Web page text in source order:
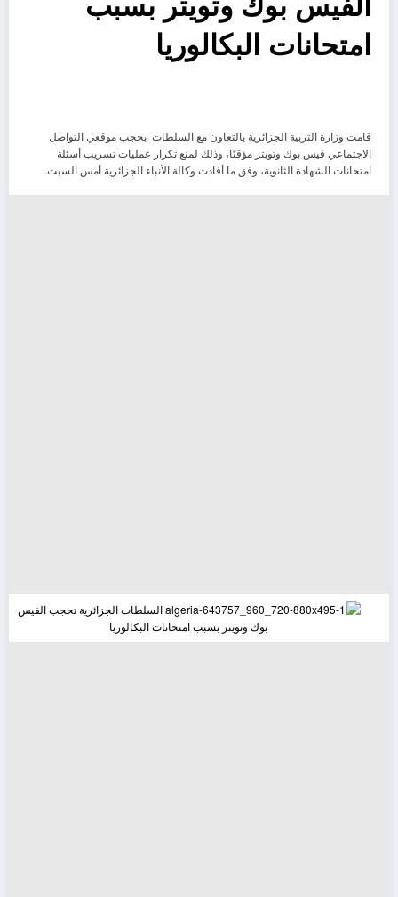
امتحانات البكالوريا
قامت وزارة التربية الجزائرية بالتعاون مع السلطات بحجب موقعي التواصل
الاجتماعي فيس بوك وتويتر مؤقتًا، وذلك لمنع تكرار عمليات تسريب أسئلة
امتحانات الشهادة الثانوية، وفق ما أفادت وكالة الأنباء الجزائرية أمس السبت.